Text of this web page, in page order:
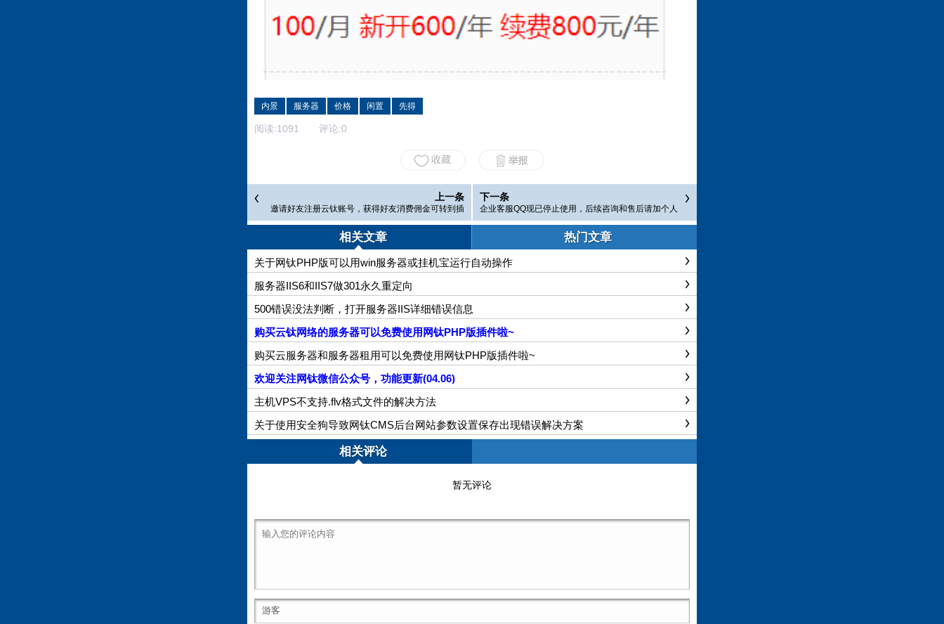
内景 服务器 价格 闲置 先得
阅读:1091 评论:0
上一条
邀请好友注册云钛账号，获得好友消费佣金可转到插
件平台余额~
下一条
企业客服QQ现已停止使用，后续咨询和售后请加个人
QQ和群
相关文章 热门文章
关于网钛PHP版可以用win服务器或挂机宝运行自动操作
服务器IIS6和IIS7做301永久重定向
500错误没法判断，打开服务器IIS详细错误信息
购买云钛网络的服务器可以免费使用网钛PHP版插件啦~
购买云服务器和服务器租用可以免费使用网钛PHP版插件啦~
欢迎关注网钛微信公众号，功能更新(04.06)
主机VPS不支持.flv格式文件的解决方法
关于使用安全狗导致网钛CMS后台网站参数设置保存出现错误解决方案
相关评论
暂无评论